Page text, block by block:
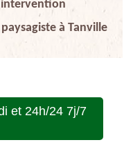
à Tanville
et 24h/24 7j/7